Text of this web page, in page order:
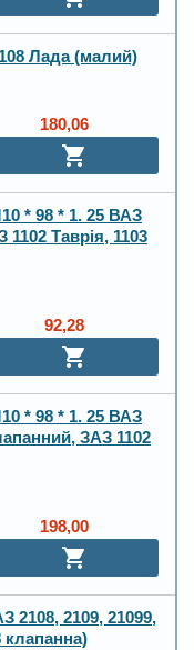
Лада (малий)
180,06
* 98 * 1. 25 ВАЗ
1102 Таврія, 1103
92,28
* 98 * 1. 25 ВАЗ
ЗАЗ 1102
198,00
2108, 2109, 21099,
клапанна)